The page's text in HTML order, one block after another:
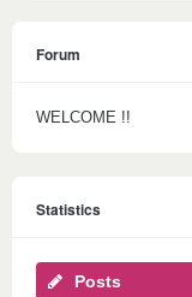
Forum
WELCOME !!
Statistics
Posts